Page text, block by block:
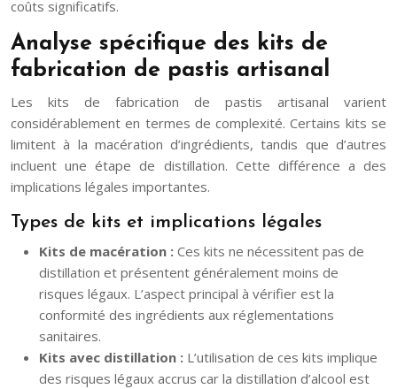
coûts significatifs.
Analyse spécifique des kits de
fabrication de pastis artisanal
Les kits de fabrication de pastis artisanal varient
considérablement en termes de complexité. Certains kits se
limitent à la macération d’ingrédients, tandis que d’autres
incluent une étape de distillation. Cette différence a des
implications légales importantes.
Types de kits et implications légales
Kits de macération : Ces kits ne nécessitent pas de
distillation et présentent généralement moins de
risques légaux. L’aspect principal à vérifier est la
conformité des ingrédients aux réglementations
sanitaires.
Kits avec distillation : L’utilisation de ces kits implique
des risques légaux accrus car la distillation d’alcool est